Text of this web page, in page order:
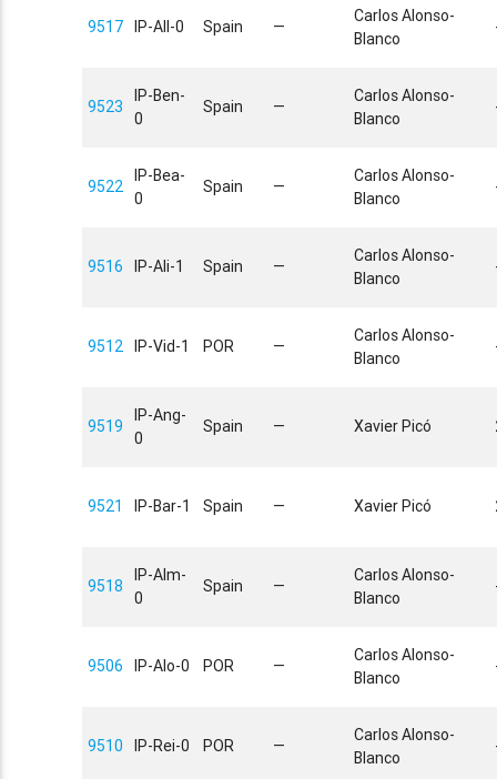
9517 IP-All-0 Spain —
Carlos Alonso-
Blanco
9523
IP-Ben-
0
Spain —
Carlos Alonso-
Blanco
9522
IP-Bea-
0
Spain —
Carlos Alonso-
Blanco
9516 IP-Ali-1 Spain —
Carlos Alonso-
Blanco
9512 IP-Vid-1 POR —
Carlos Alonso-
Blanco
9519
IP-Ang-
0
Spain — Xavier Picó
9521 IP-Bar-1 Spain — Xavier Picó
9518
IP-Alm-
0
Spain —
Carlos Alonso-
Blanco
9506 IP-Alo-0 POR —
Carlos Alonso-
Blanco
9510 IP-Rei-0 POR —
Carlos Alonso-
Blanco